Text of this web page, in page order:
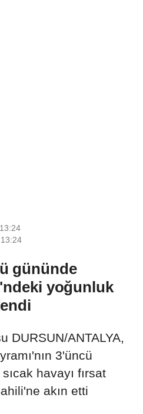
gününde
yoğunluk
DURSUN/ANTALYA,
3'üncü
havayı fırsat
akın etti